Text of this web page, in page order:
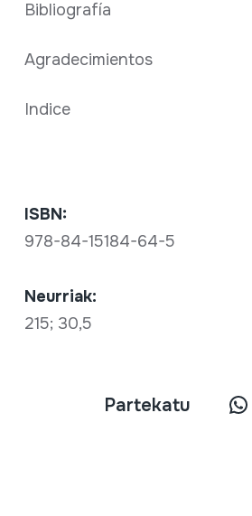
Bibliografía
Agradecimientos
Indice
ISBN:
978-84-15184-64-5
Neurriak:
215; 30,5
Partekatu